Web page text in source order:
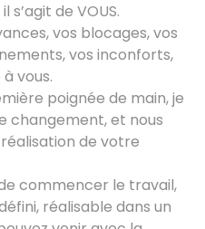
s’agit de VOUS.
vos blocages, vos
vos inconforts,
vous.
poignée de main, je
changement, et nous
de votre
commencer le travail,
réalisable dans un